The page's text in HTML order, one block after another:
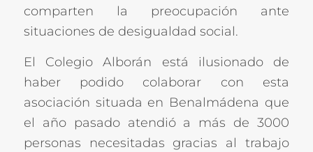
comparten la preocupación ante
situaciones de desigualdad social.
El Colegio Alborán está ilusionado de
haber podido colaborar con esta
asociación situada en Benalmádena que
el año pasado atendió a más de 3000
personas necesitadas gracias al trabajo